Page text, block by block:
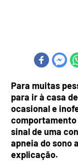
Para muitas
para ir à casa
ocasional e
sinal de uma
apneia do sono
explicação.